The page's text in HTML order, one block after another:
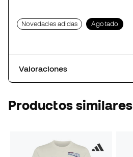
Novedades adidas Agotado
Valoraciones
Productos similares